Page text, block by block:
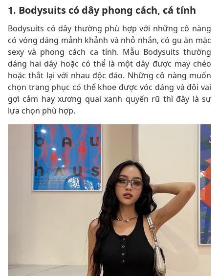
1. Bodysuits có dây phong cách, cá tính
Bodysuits có dây thường phù hợp với những cô nàng
có vóng dáng mảnh khảnh và nhỏ nhắn, có gu ăn mặc
sexy và phong cách ca tính. Mẫu Bodysuits thường
dáng hai dây hoặc có thể là một dây được may chéo
hoặc thắt lại với nhau độc đáo. Những cô nàng muốn
chọn trang phục có thể khoe được vóc dáng và đôi vai
gợi cảm hay xương quai xanh quyến rũ thì đây là sự
lựa chọn phù hợp.